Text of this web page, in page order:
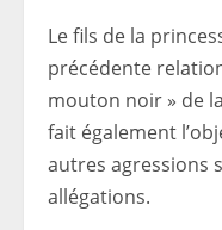
Le fils de la
précédente
mouton noir » de
fait également
autres agressions
allégations.